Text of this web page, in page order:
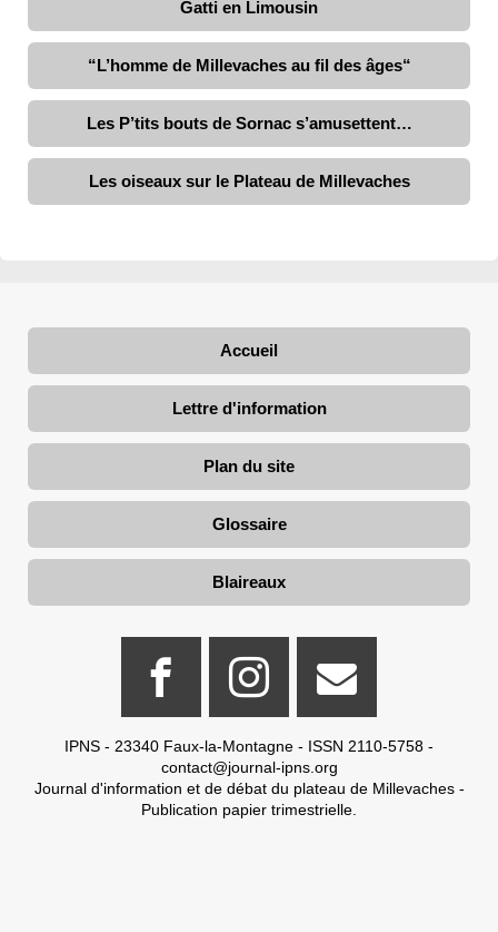
Gatti en Limousin
“L’homme de Millevaches au fil des âges“
Les P’tits bouts de Sornac s’amusettent…
Les oiseaux sur le Plateau de Millevaches
Accueil
Lettre d'information
Plan du site
Glossaire
Blaireaux
IPNS - 23340 Faux-la-Montagne - ISSN 2110-5758 -
contact@journal-ipns.org
Journal d'information et de débat du plateau de Millevaches -
Publication papier trimestrielle.